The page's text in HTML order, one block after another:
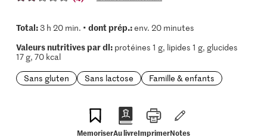
Total:3 h 20 min. • dont prép.:env. 20 minutes
Valeurs nutritives par dl:protéines 1 g, lipides 1 g, glucides
17 g, 70 kcal
Sans gluten
Sans lactose Famille & enfants
MemoriserAu livreImprimerNotes